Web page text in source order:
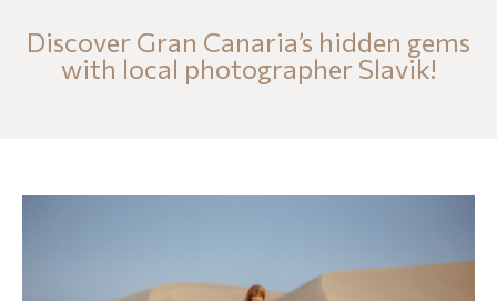
Discover Gran Canaria’s hidden gems
with local photographer Slavik!